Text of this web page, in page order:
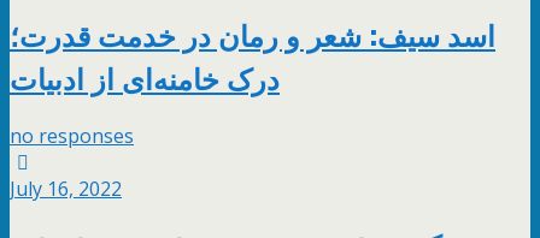
اسد سیف: شعر و رمان در خدمت قدرت؛
درک خامنه‌ای از ادبیات
no responses
July 16, 2022